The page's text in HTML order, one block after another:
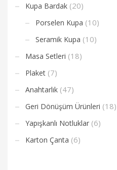
Kupa Bardak (20)
Porselen Kupa (10)
Seramik Kupa (10)
Masa Setleri (18)
Plaket (7)
Anahtarlık (47)
Geri Dönüşüm Ürünleri (18)
Yapışkanlı Notluklar (6)
Karton Çanta (6)